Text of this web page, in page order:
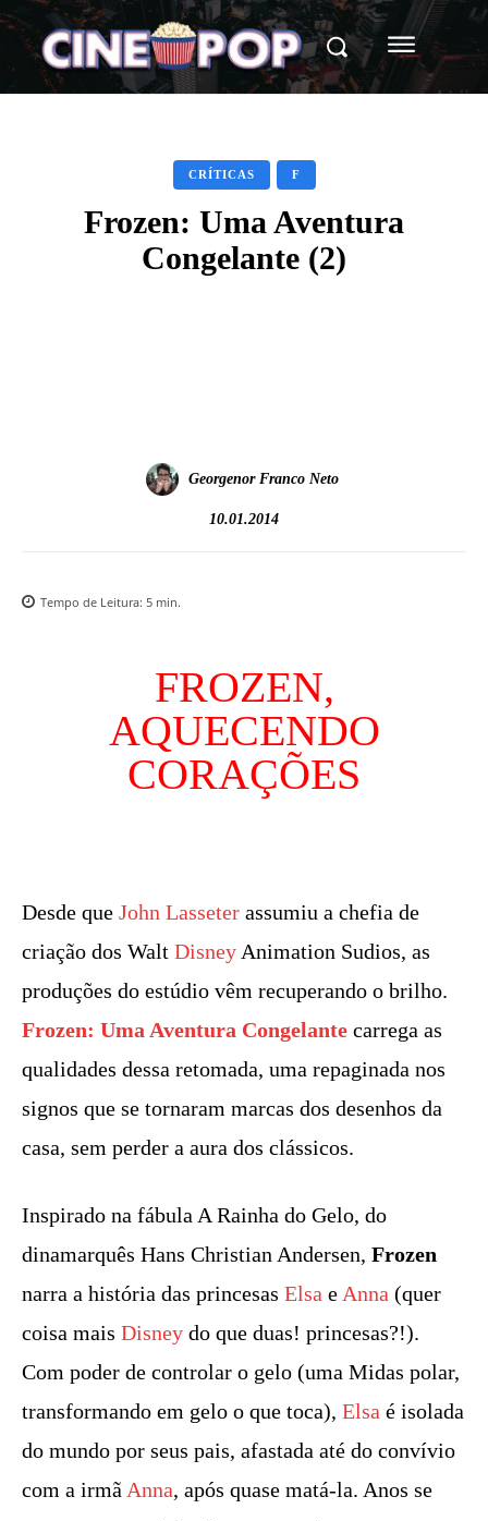
CRÍTICAS F
Frozen: Uma Aventura
Congelante (2)
Georgenor Franco Neto
10.01.2014
Tempo de Leitura: 5 min.
FROZEN,
AQUECENDO
CORAÇÕES
Desde que John Lasseter assumiu a chefia de
criação dos Walt DisneyAnimation Sudios, as
produções do estúdio vêm recuperando o brilho.
Frozen: Uma Aventura Congelante carrega as
qualidades dessa retomada, uma repaginada nos
signos que se tornaram marcas dos desenhos da
casa, sem perder a aura dos clássicos.
Inspirado na fábula A Rainha do Gelo, do
dinamarquês Hans Christian Andersen, Frozen
narra a história das princesas Elsa eAnna (quer
coisa mais Disney do que duas! princesas?!).
Com poder de controlar o gelo (uma Midas polar,
transformando em gelo o que toca), Elsa é isolada
do mundo por seus pais, afastada até do convívio
com a irmãAnna, após quase matá-la. Anos se